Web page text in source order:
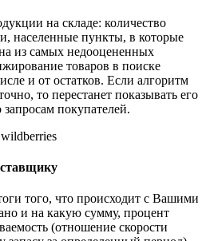
на складе: количество
населенные пункты, в которые
из самых недооцененных
товаров в поиске
и от остатков. Если алгоритм
то перестанет показывать его
покупателей.
того, что происходит с Вашими
и на какую сумму, процент
(отношение скорости